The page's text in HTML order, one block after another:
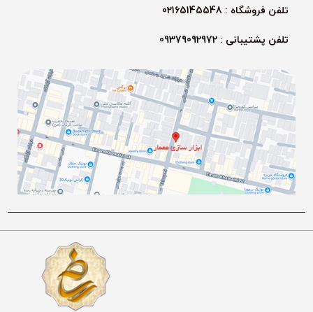
تلفن فروشگاه : 02165145548
تلفن پشتیبانی : 09379092972